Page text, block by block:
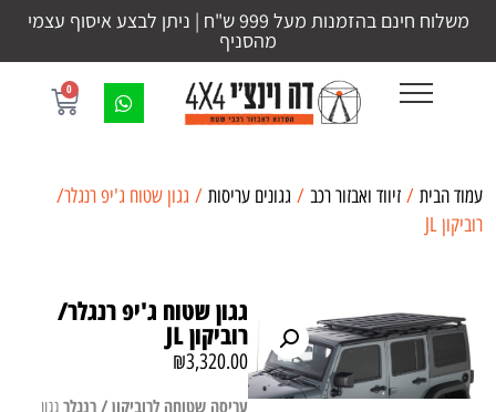
משלוח חינם בהזמנות מעל 999 ש"ח | ניתן לבצע איסוף עצמי
מהסניף
0
עמוד הבית / זיווד ואבזור רכב / גגונים עריסות / גגון שטוח ג'יפ רנגלר/
רוביקון JL
גגון שטוח ג'יפ רנגלר/
רוביקון JL
₪3,320.00
עריסה שטוחה לרוביקון / רנגלר גגון